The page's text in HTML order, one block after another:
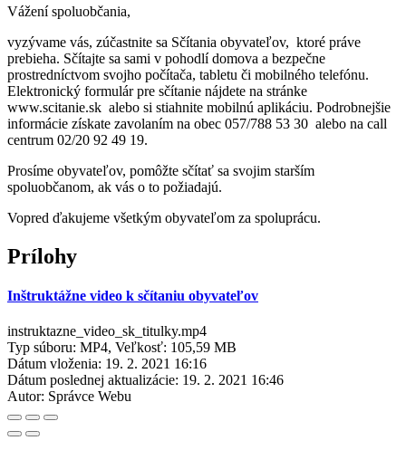
Vážení spoluobčania,
vyzývame vás, zúčastnite sa Sčítania obyvateľov, ktoré práve
prebieha. Sčítajte sa sami v pohodlí domova a bezpečne
prostredníctvom svojho počítača, tabletu či mobilného telefónu.
Elektronický formulár pre sčítanie nájdete na stránke
www.scitanie.sk alebo si stiahnite mobilnú aplikáciu. Podrobnejšie
informácie získate zavolaním na obec 057/788 53 30 alebo na call
centrum 02/20 92 49 19.
Prosíme obyvateľov, pomôžte sčítať sa svojim starším
spoluobčanom, ak vás o to požiadajú.
Vopred ďakujeme všetkým obyvateľom za spoluprácu.
Prílohy
Inštruktážne video k sčítaniu obyvateľov
instruktazne_video_sk_titulky.mp4
Typ súboru: MP4, Veľkosť: 105,59 MB
Dátum vloženia: 19. 2. 2021 16:16
Dátum poslednej aktualizácie: 19. 2. 2021 16:46
Autor: Správce Webu